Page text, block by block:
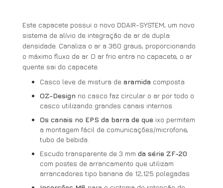
Este capacete possui o novo DDAIR-SYSTEM, um novo
sistema de alívio de integração de ar de dupla
densidade. Canaliza o ar a 360 graus, proporcionando
o máximo fluxo de ar. O ar frio entra no capacete, o ar
quente sai do capacete.
Casco leve de mistura de aramida composta
OZ-Design no casco faz circular o ar por todo o
casco utilizando grandes canais internos
Os canais no EPS da barra de que ixo permitem
a montagem fácil de comunicações/microfone,
tubo de bebida.
Escudo transparente de 3 mm da série ZF-20
com postes de arrancamento que utilizam
arrancadores tipo banana de 12,125 polegadas